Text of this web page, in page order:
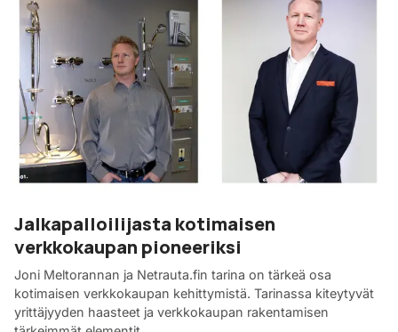
Jalkapalloilijasta kotimaisen
verkkokaupan pioneeriksi
Joni Meltorannan ja Netrauta.fin tarina on tärkeä osa
kotimaisen verkkokaupan kehittymistä. Tarinassa kiteytyvät
yrittäjyyden haasteet ja verkkokaupan rakentamisen